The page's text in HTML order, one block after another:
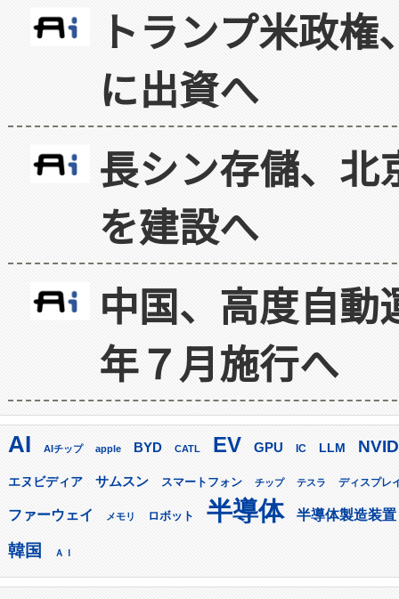
トランプ米政
に出資へ
長シン存儲、北
を建設へ
中国、高度自
年７月施行へ
AI AIチップ apple BYD CATL EV GPU IC LLM
エヌビディア サムスン スマートフォン チップ テスラ ディスプレ
ファーウェイ メモリ ロボット 半導体 半導体製造装置
韓国 ＡＩ